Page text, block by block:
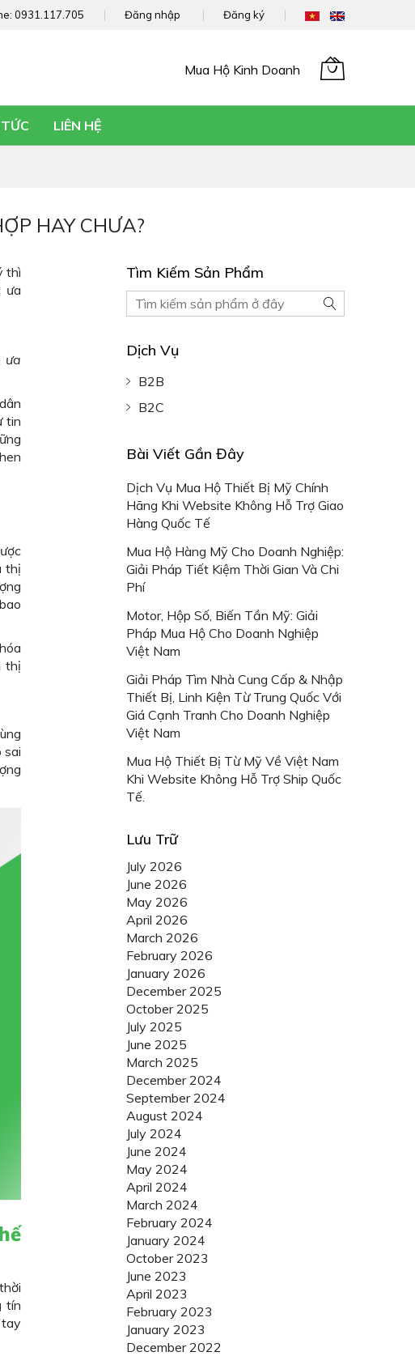
0931.117.705 Đăng nhập Đăng ký
Mua Hộ Kinh Doanh
LIÊN HỆ
HAY CHƯA?
thì
ưa
ưa
tin
thị
thị
sai
tín
tay
Tìm Kiếm Sản Phẩm
Tìm
kiếm
phẩm
kiếm
Dịch Vụ
B2B
B2C
Bài Viết Gần Đây
Dịch Vụ Mua Hộ Thiết Bị Mỹ Chính
Hãng Khi Website Không Hỗ Trợ Giao
Hàng Quốc Tế
Mua Hộ Hàng Mỹ Cho Doanh Nghiệp:
Giải Pháp Tiết Kiệm Thời Gian Và Chi
Phí
Motor, Hộp Số, Biến Tần Mỹ: Giải
Pháp Mua Hộ Cho Doanh Nghiệp
Việt Nam
Giải Pháp Tìm Nhà Cung Cấp & Nhập
Thiết Bị, Linh Kiện Từ Trung Quốc Với
Giá Cạnh Tranh Cho Doanh Nghiệp
Việt Nam
Mua Hộ Thiết Bị Từ Mỹ Về Việt Nam
Khi Website Không Hỗ Trợ Ship Quốc
Tế.
Lưu Trữ
July 2026
June 2026
May 2026
April 2026
March 2026
February 2026
January 2026
December 2025
October 2025
July 2025
June 2025
March 2025
December 2024
September 2024
August 2024
July 2024
June 2024
May 2024
April 2024
March 2024
February 2024
January 2024
October 2023
June 2023
April 2023
February 2023
January 2023
December 2022